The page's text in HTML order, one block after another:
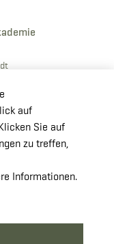
.atauf
Sie auf
zu treffen,
Informationen.